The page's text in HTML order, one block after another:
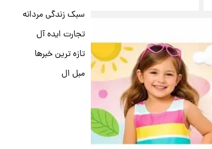
سبک زندگی مردانه
تجارت ایده آل
تازه ترین خبرها
مبل ال